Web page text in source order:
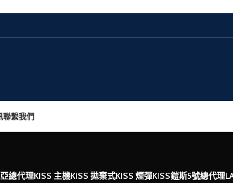
聯繫我們
總代理KISS 主機KISS 拋棄式KISS 煙彈KISS鎧斯5號總代理